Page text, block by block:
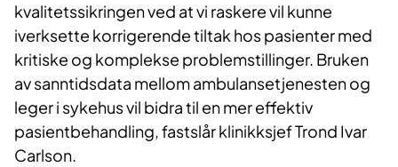
kvalitetssikringen ved at vi raskere vil kunne
iverksette korrigerende tiltak hos pasienter med
kritiske og komplekse problemstillinger. Bruken
av sanntidsdata mellom ambulansetjenesten og
leger i sykehus vil bidra til en mer effektiv
pasientbehandling, fastslår klinikksjef Trond Ivar
Carlson.